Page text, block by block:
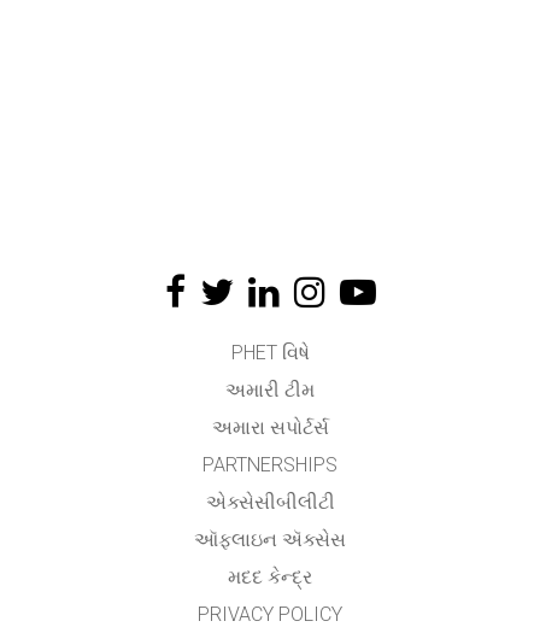
PHET વિષે
અમારી ટીમ
અમારા સપોર્ટર્સ
PARTNERSHIPS
એક્સેસીબીલીટી
ઑફલાઇન ઍક્સેસ
મદદ કેન્દ્ર
PRIVACY POLICY